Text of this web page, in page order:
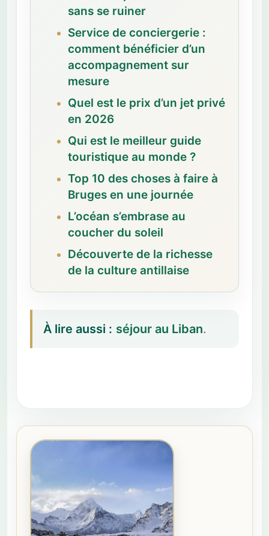
sans se ruiner
Service de conciergerie :
comment bénéficier d’un
accompagnement sur
mesure
Quel est le prix d’un jet privé
en 2026
Qui est le meilleur guide
touristique au monde ?
Top 10 des choses à faire à
Bruges en une journée
L’océan s’embrase au
coucher du soleil
Découverte de la richesse
de la culture antillaise
À lire aussi : séjour au Liban.